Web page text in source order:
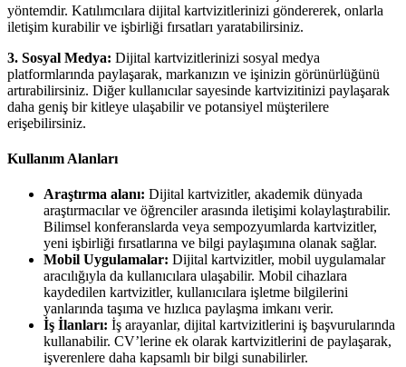
yöntemdir. Katılımcılara dijital kartvizitlerinizi göndererek, onlarla
iletişim kurabilir ve işbirliği fırsatları yaratabilirsiniz.
3. Sosyal Medya: Dijital kartvizitlerinizi sosyal medya
platformlarında paylaşarak, markanızın ve işinizin görünürlüğünü
artırabilirsiniz. Diğer kullanıcılar sayesinde kartvizitinizi paylaşarak
daha geniş bir kitleye ulaşabilir ve potansiyel müşterilere
erişebilirsiniz.
Kullanım Alanları
Araştırma alanı: Dijital kartvizitler, akademik dünyada
araştırmacılar ve öğrenciler arasında iletişimi kolaylaştırabilir.
Bilimsel konferanslarda veya sempozyumlarda kartvizitler,
yeni işbirliği fırsatlarına ve bilgi paylaşımına olanak sağlar.
Mobil Uygulamalar: Dijital kartvizitler, mobil uygulamalar
aracılığıyla da kullanıcılara ulaşabilir. Mobil cihazlara
kaydedilen kartvizitler, kullanıcılara işletme bilgilerini
yanlarında taşıma ve hızlıca paylaşma imkanı verir.
İş İlanları: İş arayanlar, dijital kartvizitlerini iş başvurularında
kullanabilir. CV’lerine ek olarak kartvizitlerini de paylaşarak,
işverenlere daha kapsamlı bir bilgi sunabilirler.